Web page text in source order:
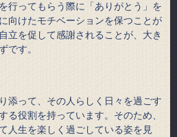
行ってもらう際に「ありがとう」を
向けたモチベーションを保つことが
立を促して感謝されることが、大き
です。
添って、その人らしく日々を過ごす
る役割を持っています。そのため、
人生を楽しく過ごしている姿を見